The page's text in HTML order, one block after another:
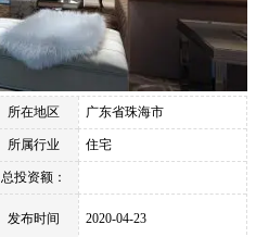
所在地区 广东省珠海市
所属行业 住宅
总投资额：
发布时间 2020-04-23